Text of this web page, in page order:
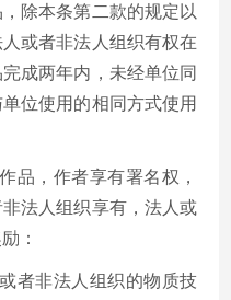
除本条第二款的规定以
或者非法人组织有权在
成两年内，未经单位同
位使用的相同方式使用
品，作者享有署名权，
法人组织享有，法人或
：
者非法人组织的物质技